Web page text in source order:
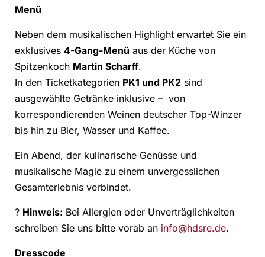
Menü
Neben dem musikalischen Highlight erwartet Sie ein
exklusives 4-Gang-Menü aus der Küche von
Spitzenkoch Martin Scharff.
In den Ticketkategorien PK1 und PK2 sind
ausgewählte Getränke inklusive – von
korrespondierenden Weinen deutscher Top-Winzer
bis hin zu Bier, Wasser und Kaffee.
Ein Abend, der kulinarische Genüsse und
musikalische Magie zu einem unvergesslichen
Gesamterlebnis verbindet.
? Hinweis: Bei Allergien oder Unverträglichkeiten
schreiben Sie uns bitte vorab an info@hdsre.de.
Dresscode